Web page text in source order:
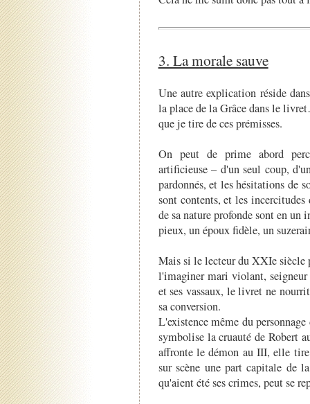
3. La morale sauve
Une autre explication réside
la place de la Grâce dans le
que je tire de ces prémisses.
On peut de prime abord
artificieuse – d'un seul coup,
pardonnés, et les hésitations de
sont contents, et les
de sa nature profonde sont en un
pieux, un époux fidèle, un
Mais si le lecteur du XXIe siècle
l'imaginer mari violant, seigneur
et ses vassaux, le livret ne
sa conversion.
L'existence même du
symbolise la cruauté de Robert
affronte le démon au III, elle
sur scène une part capitale de
qu'aient été ses crimes, peut se